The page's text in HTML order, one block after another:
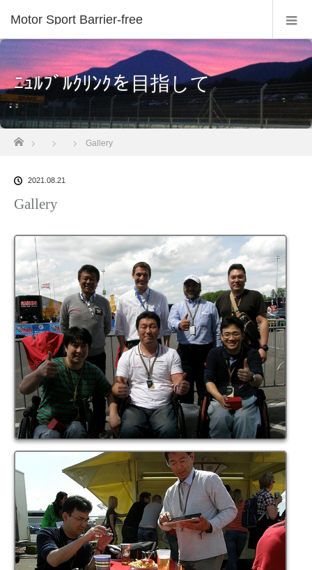
Motor Sport Barrier-free
ﾆｭﾙﾌﾞﾙｸﾘﾝｸを目指して
Gallery
2021.08.21
Gallery